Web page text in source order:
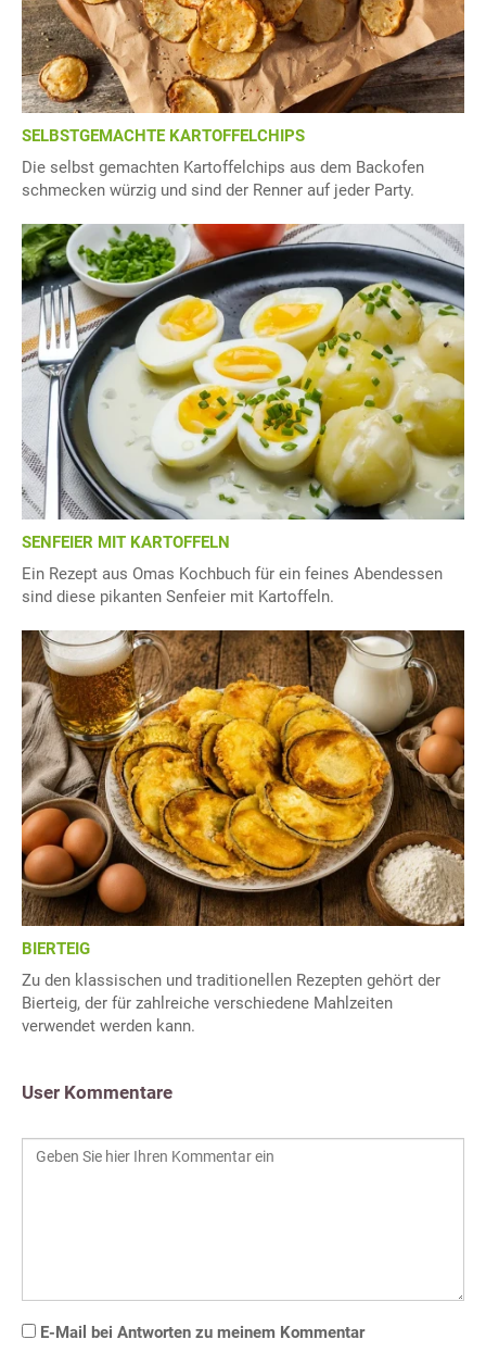
SELBSTGEMACHTE KARTOFFELCHIPS
Die selbst gemachten Kartoffelchips aus dem Backofen
schmecken würzig und sind der Renner auf jeder Party.
SENFEIER MIT KARTOFFELN
Ein Rezept aus Omas Kochbuch für ein feines Abendessen
sind diese pikanten Senfeier mit Kartoffeln.
BIERTEIG
Zu den klassischen und traditionellen Rezepten gehört der
Bierteig, der für zahlreiche verschiedene Mahlzeiten
verwendet werden kann.
User Kommentare
E-Mail bei Antworten zu meinem Kommentar